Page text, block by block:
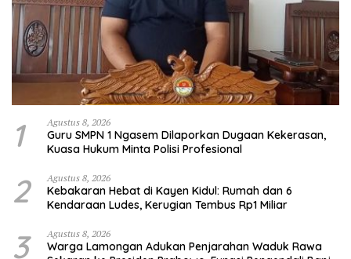
1 Agustus 8, 2026
Guru SMPN 1 Ngasem Dilaporkan Dugaan Kekerasan,
Kuasa Hukum Minta Polisi Profesional
2 Agustus 8, 2026
Kebakaran Hebat di Kayen Kidul: Rumah dan 6
Kendaraan Ludes, Kerugian Tembus Rp1 Miliar
3 Agustus 8, 2026
Warga Lamongan Adukan Penjarahan Waduk Rawa